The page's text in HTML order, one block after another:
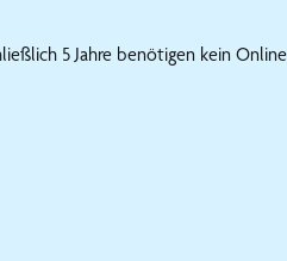
5 Jahre benötigen kein